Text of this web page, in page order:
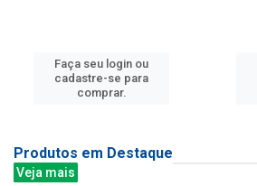
Faça seu login ou
cadastre-se para
comprar.
Produtos em Destaque
Veja mais